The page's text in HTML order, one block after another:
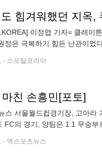
이정엽 기자= 클레이
정은 극복하기 힘든 난관이었
스포탈코리아
마친 손흥민[포토]
스 서울월드컵경기장, 고아라
FC의 경기, 양팀은 1:1 무승
엑스포츠뉴스